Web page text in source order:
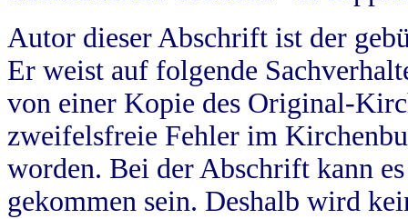
Autor dieser Abschrift ist der
Er weist auf folgende
von einer Kopie des Original-
zweifelsfreie Fehler im
worden. Bei der Abschrift kann
gekommen sein. Deshalb wird